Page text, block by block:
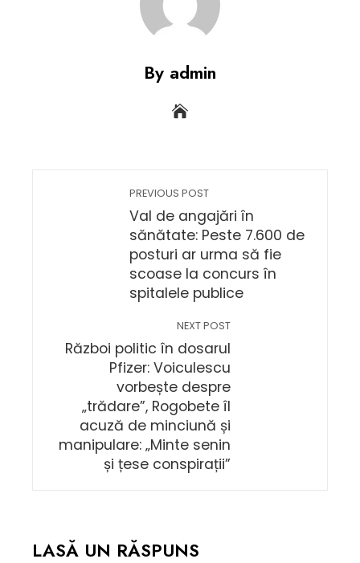
By admin
PREVIOUS POST
Val de angajări în
sănătate: Peste 7.600 de
posturi ar urma să fie
scoase la concurs în
spitalele publice
NEXT POST
Război politic în dosarul
Pfizer: Voiculescu
vorbește despre
„trădare”, Rogobete îl
acuză de minciună și
manipulare: „Minte senin
și țese conspirații”
LASĂ UN RĂSPUNS